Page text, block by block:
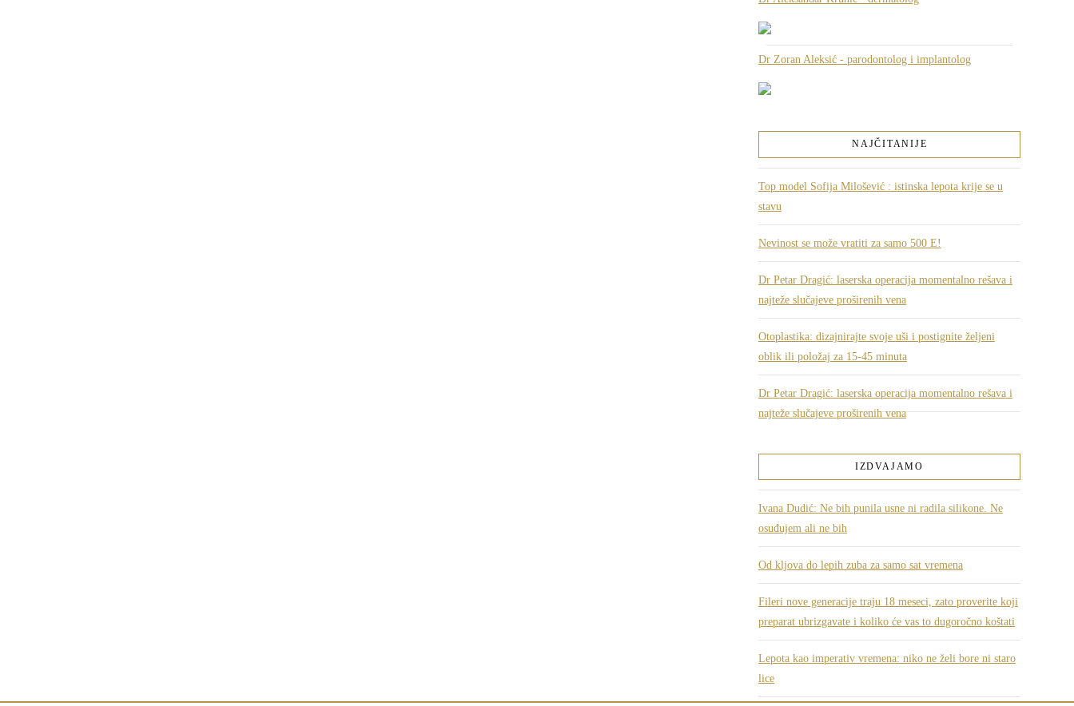
Dr Zoran Aleksić - parodontolog i implantolog
NAJČITANIJE
Top model Sofija Milošević : istinska lepota krije se u
stavu
Nevinost se može vratiti za samo 500 E!
Dr Petar Dragić: laserska operacija momentalno rešava i
najteže slučajeve proširenih vena
Otoplastika: dizajnirajte svoje uši i postignite željeni
oblik ili položaj za 15-45 minuta
Dr Petar Dragić: laserska operacija momentalno rešava i
najteže slučajeve proširenih vena
IZDVAJAMO
Ivana Dudić: Ne bih punila usne ni radila silikone. Ne
osuđujem ali ne bih
Od kljova do lepih zuba za samo sat vremena
Fileri nove generacije traju 18 meseci, zato proverite koji
preparat ubrizgavate i koliko će vas to dugoročno koštati
Lepota kao imperativ vremena: niko ne želi bore ni staro
lice